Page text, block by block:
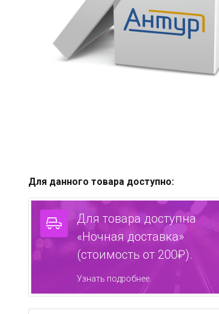
Для данного товара доступно:
Для товара доступна
«Ночная доставка»
(стоимость от 200₽).
Узнать подробнее.